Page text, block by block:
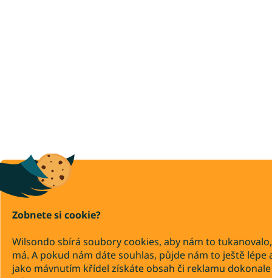
Zobnete si cookie?
Wilsondo sbírá soubory cookies, aby nám to
má. A pokud nám dáte souhlas, půjde nám to ještě lépe
jako mávnutím křídel získáte obsah či reklamu